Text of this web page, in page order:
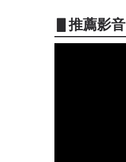
▋推薦影音